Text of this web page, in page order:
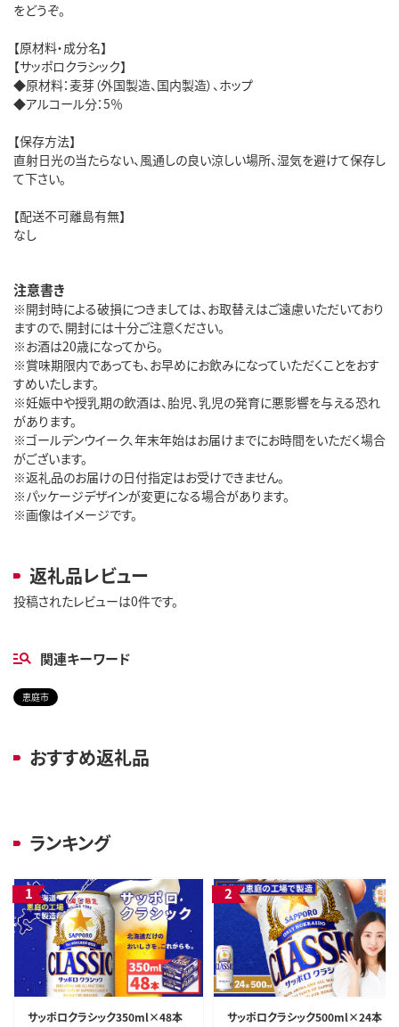
をどうぞ。
【原材料・成分名】
【サッポロクラシック】
◆原材料：麦芽（外国製造、国内製造）、ホップ
◆アルコール分：5％
【保存方法】
直射日光の当たらない、風通しの良い涼しい場所、湿気を避けて保存し
て下さい。
【配送不可離島有無】
なし
注意書き
※開封時による破損につきましては、お取替えはご遠慮いただいており
ますので、開封には十分ご注意ください。
※お酒は20歳になってから。
※賞味期限内であっても、お早めにお飲みになっていただくことをおす
すめいたします。
※妊娠中や授乳期の飲酒は、胎児、乳児の発育に悪影響を与える恐れ
があります。
※ゴールデンウイーク、年末年始はお届けまでにお時間をいただく場合
がございます。
※返礼品のお届けの日付指定はお受けできません。
※パッケージデザインが変更になる場合があります。
※画像はイメージです。
返礼品レビュー
投稿されたレビューは0件です。
関連キーワード
恵庭市
おすすめ返礼品
ランキング
サッポロクラシック350ml×48本
サッポロクラシック500ml×24本